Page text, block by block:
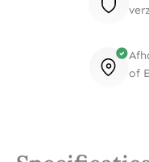
of